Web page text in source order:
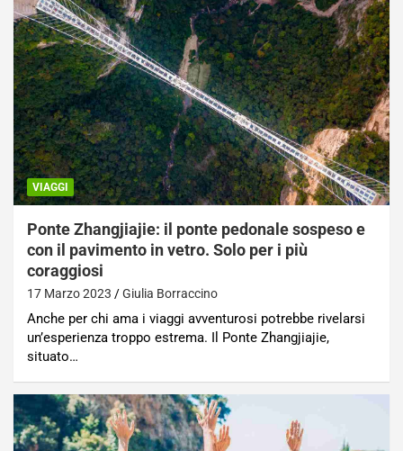
VIAGGI
Ponte Zhangjiajie: il ponte pedonale sospeso e
con il pavimento in vetro. Solo per i più
coraggiosi
17 Marzo 2023 Giulia Borraccino
Anche per chi ama i viaggi avventurosi potrebbe rivelarsi
un’esperienza troppo estrema. Il Ponte Zhangjiajie,
situato…